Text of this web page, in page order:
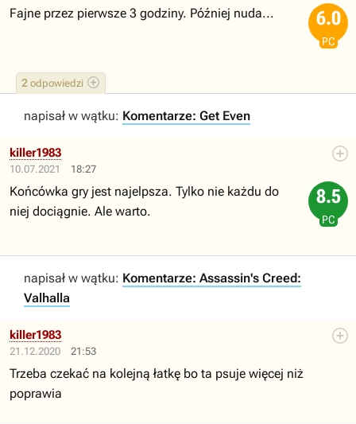
2 odpowiedzi
6.0
PC
Fajne przez pierwsze 3 godziny. Później nuda...
napisał w wątku: Komentarze: Get Even
10.07.2021 18:27
killer1983
8.5
PC
Końcówka gry jest najelpsza. Tylko nie każdu do
niej dociągnie. Ale warto.
napisał w wątku: Komentarze: Assassin's Creed:
Valhalla
21.12.2020 21:53
killer1983
Trzeba czekać na kolejną łatkę bo ta psuje więcej niż
poprawia